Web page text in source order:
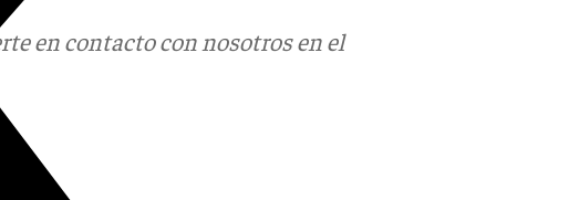
en contacto con nosotros en el